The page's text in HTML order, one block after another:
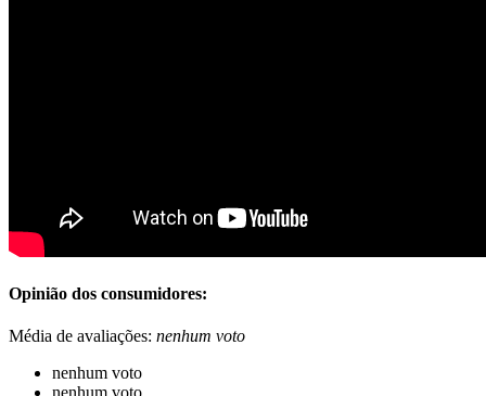
Opinião dos consumidores:
Média de avaliações: nenhum voto
nenhum voto